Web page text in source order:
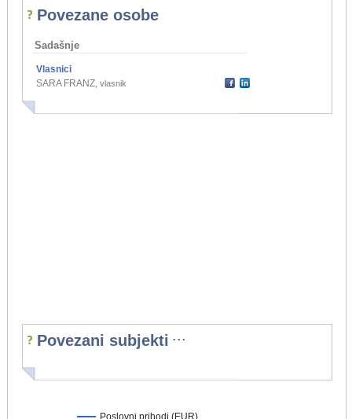
Povezane osobe
Sadašnje
Vlasnici
SARA FRANZ, vlasnik
Povezani subjekti ...
Poslovni prihodi (EUR)